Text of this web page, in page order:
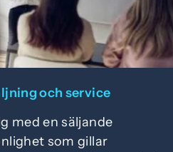
och service
med en säljande
som gillar